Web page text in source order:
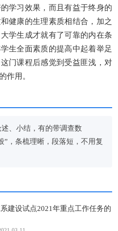
学习效果，而且有益于终身的
健康的生理素质相结合，加之
学生成才就有了可靠的内在条
生全面素质的提高中起着举足
门课程后感觉到受益匪浅，对
作用。
、小结，有的带调查数
”，条梳理晰，段落短，不用复
建设试点2021年重点工作任务的